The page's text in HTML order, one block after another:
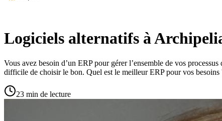
Logiciels alternatifs à
Vous avez besoin d’un ERP pour gérer l’ensemble de vos
difficile de choisir le bon. Quel est le meilleur ERP pour vos
23 min de lecture